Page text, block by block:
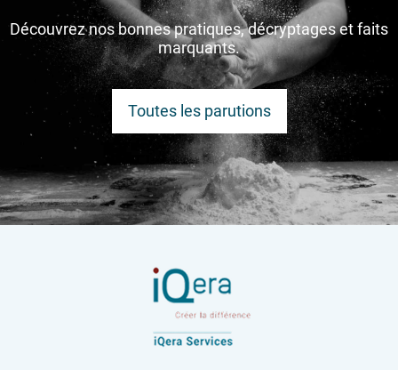
Le Blog iQera
Contactez-nous
Espace Particulier
Espace Carrières
Espace Investisseur
Découvrez nos bonnes pratiques, décryptages et faits
marquants.
Toutes les parutions